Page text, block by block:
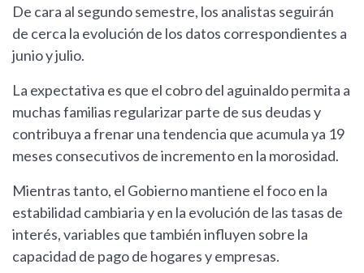
De cara al segundo semestre, los analistas seguirán
de cerca la evolución de los datos correspondientes a
junio y julio.
La expectativa es que el cobro del aguinaldo permita a
muchas familias regularizar parte de sus deudas y
contribuya a frenar una tendencia que acumula ya 19
meses consecutivos de incremento en la morosidad.
Mientras tanto, el Gobierno mantiene el foco en la
estabilidad cambiaria y en la evolución de las tasas de
interés, variables que también influyen sobre la
capacidad de pago de hogares y empresas.